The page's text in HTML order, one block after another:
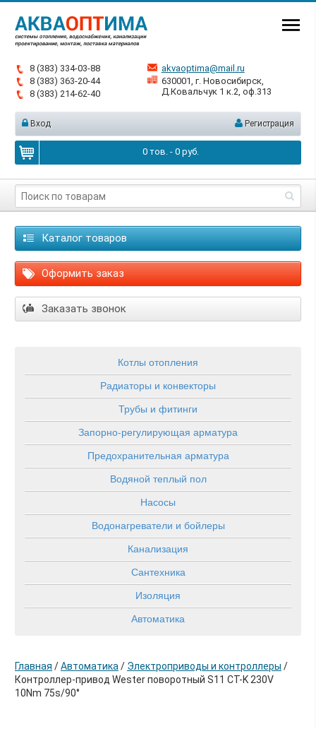
8 (383) 334-03-88
8 (383) 363-20-44
8 (383) 214-62-40
akvaoptima@mail.ru
630001, г. Новосибирск,
Д.Ковальчук 1 к.2, оф.313
Вход Регистрация
0тов. - 0руб.
Каталог товаров
Оформить заказ
Заказать звонок
Котлы отопления
Радиаторы и конвекторы
Трубы и фитинги
Запорно-регулирующая арматура
Предохранительная арматура
Водяной теплый пол
Насосы
Водонагреватели и бойлеры
Канализация
Сантехника
Изоляция
Автоматика
Главная /Автоматика/ Электроприводы и контроллеры /
Контроллер-привод Wester поворотный S11 CT-K 230V
10Nm 75s/90°